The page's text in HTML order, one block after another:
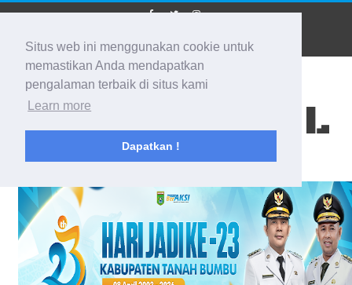
Situs web ini menggunakan cookie untuk
memastikan Anda mendapatkan
pengalaman terbaik di situs kami
Learn more
Dapatkan !
BIDIK KALSEL
Membidik Ke Segala Arah